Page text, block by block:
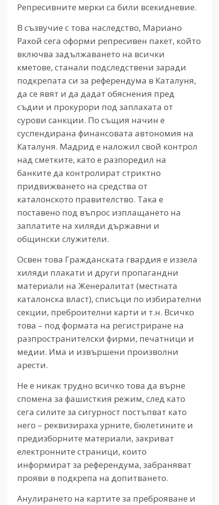
Репресивните мерки са били всекидневие.
В съзвучие с това наследство, Мариано
Рахой сега оформи репресивен пакет, който
включва задължаването на всички
кметове, станали подследствени заради
подкрепата си за референдума в Каталуня,
да се явят и да дадат обяснения пред
съдии и прокурори под заплахата от
сурови санкции. По същия начин е
суспендирана финансовата автономия на
Каталуня. Мадрид е наложил свой контрол
над сметките, като е разпоредил на
банките да контролират стриктно
придвижването на средства от
каталонското правителство. Така е
поставено под въпрос изплащането на
заплатите на хиляди държавни и
общински служители.
Освен това Гражданската гвардия е иззела
хиляди плакати и други пропагандни
материали на Женералитат (местната
каталонска власт), списъци по избирателни
секции, преброителни карти и т.н. Всичко
това – под формата на регистриране на
разпространителски фирми, печатници и
медии. Има и извършени произволни
арести.
Не е никак трудно всичко това да върне
спомена за фашисткия режим, след като
сега силите за сигурност постъпват като
него – реквизираха урните, бюлетините и
предизборните материали, закриват
електронните страници, които
информират за референдума, забраняват
прояви в подкрепа на допитването.
Анулирането на картите за преброяване и